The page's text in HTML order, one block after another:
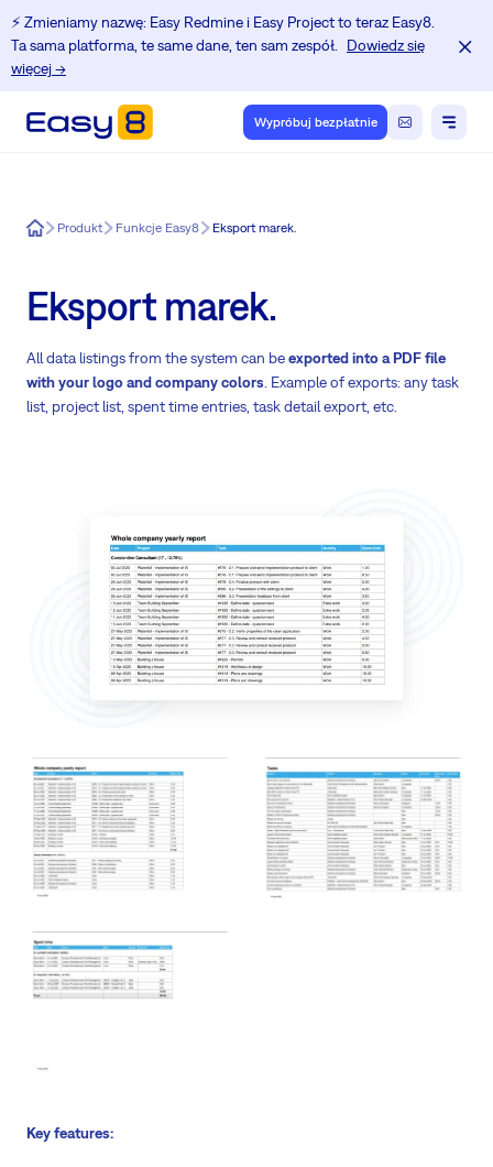
⚡️ Zmieniamy nazwę: Easy Redmine i Easy Project to teraz Easy8.
Ta sama platforma, te same dane, ten sam zespół.
Dowiedz się
więcej →
Wypróbuj bezpłatnie
Easy8Produkt Funkcje Easy8 Eksport marek.
Eksport marek.
All data listings from the system can beexported into a PDF file
with your logo and company colors . Example of exports: any task
list, project list, spent time entries, task detail export, etc.
Key features: